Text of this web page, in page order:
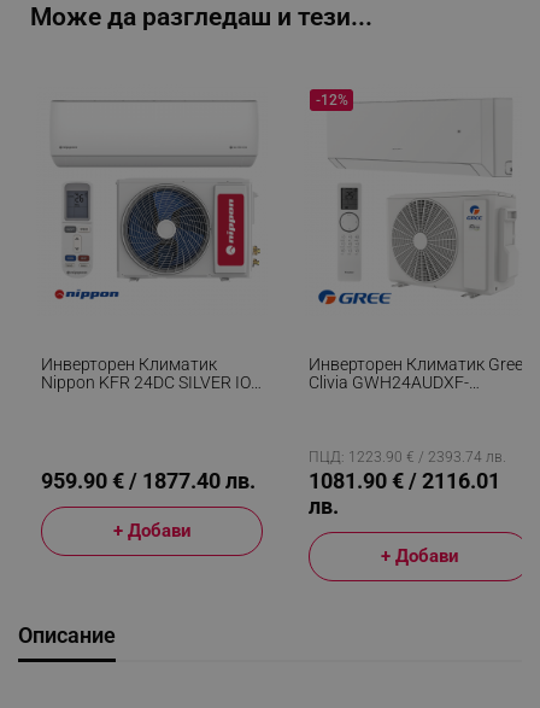
Може да разгледаш и тези...
Инверторен Климатик
Nippon KFR 24DC SILVER ION
959.90 € / 1877.40 лв.
+ Добави
Инверторен Климатик Gree
Clivia GWH24AUDXF-
-12%
ПЦД: 1223.90 € / 2393.74 лв.
1081.90 € / 2116.01
лв.
+ Добави
Описание